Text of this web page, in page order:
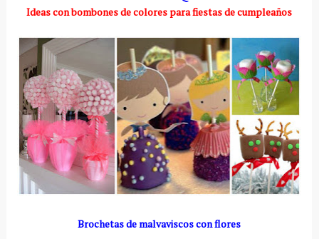
Ideas con bombones de colores para fiestas de cumpleaños
Brochetas de malvaviscos con flores